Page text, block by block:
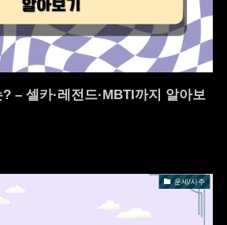
– 셀카·레전드·MBTI까지 알아보
운세/사주